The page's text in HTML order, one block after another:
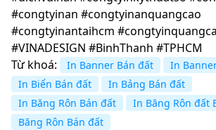
#congtyinan #congtyinanquangcao
#congtyinantaihcm
#VINADESIGN #BinhThanh #TPHCM
Từ khoá:
In Banner Bán đất
In
In Biển Bán đất
In Bảng Bán đất
In Băng Rôn Bán đất
In Băng Rôn đất
Băng Rôn Bán đất